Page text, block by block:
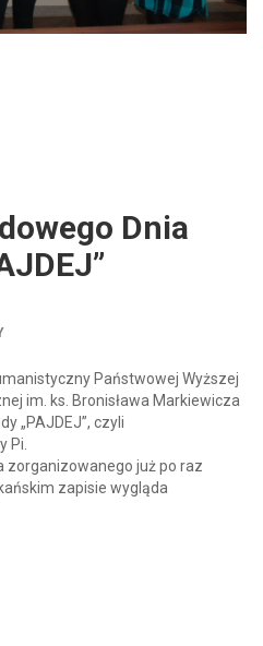
Dnia
Państwowej Wyższej
im. ks. Bronisława Markiewicza
„PAJDEJ”, czyli
Pi.
zorganizowanego już po raz
zapisie wygląda